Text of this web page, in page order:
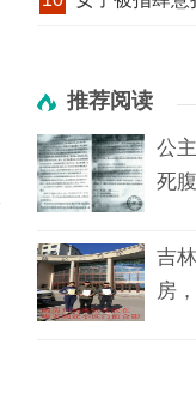
推荐阅读
公
死
吉
房